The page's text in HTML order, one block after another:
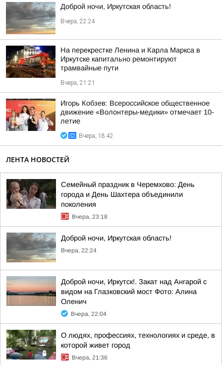
Доброй ночи, Иркутская область!
Вчера, 22:24
На перекрестке Ленина и Карла Маркса в
Иркутске капитально ремонтируют
трамвайные пути
Вчера, 21:21
Игорь Кобзев: Всероссийское общественное
движение «Волонтеры-медики» отмечает 10-
летие
Вчера, 18:42
ЛЕНТА НОВОСТЕЙ
Семейный праздник в Черемхово: День
города и День Шахтера объединили
поколения
Вчера, 23:18
Доброй ночи, Иркутская область!
Вчера, 22:24
Доброй ночи, Иркутск!. Закат над Ангарой с
видом на Глазковский мост Фото: Алина
Оленич
Вчера, 22:04
О людях, профессиях, технологиях и среде, в
которой живет город
Вчера, 21:36